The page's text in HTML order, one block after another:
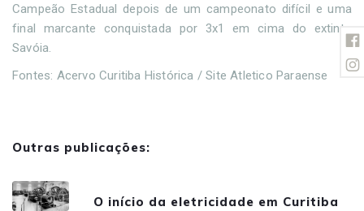
Campeão Estadual depois de um campeonato difícil e uma
final marcante conquistada por 3x1 em cima do extinto
Savóia.
Fontes: Acervo Curitiba Histórica / Site Atletico Paraense
Outras publicações:
O início da eletricidade em Curitiba